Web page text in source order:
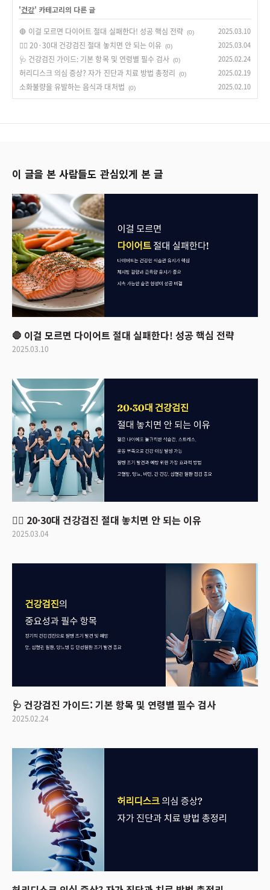
'건강' 카테고리의 다른 글
🛑 이걸 모르면 다이어트 절대 실패한다! 성공 핵심 전략 (0) 2025.03.10
🏃‍♂️ 20·30대 건강검진 절대 놓치면 안 되는 이유 (0) 2025.03.04
🩺 건강검진 가이드: 기본 항목 및 연령별 필수 검사 (0) 2025.02.24
허리디스크 의심 증상? 자가 진단과 치료 방법 총정리 (0) 2025.02.19
소화불량을 유발하는 음식과 대처법 (0) 2025.02.10
이 글을 본 사람들도 관심있게 본 글
🛑 이걸 모르면 다이어트 절대 실패한다! 성공 핵심 전략
2025.03.10
🏃‍♂️ 20·30대 건강검진 절대 놓치면 안 되는 이유
2025.03.04
🩺 건강검진 가이드: 기본 항목 및 연령별 필수 검사
2025.02.24